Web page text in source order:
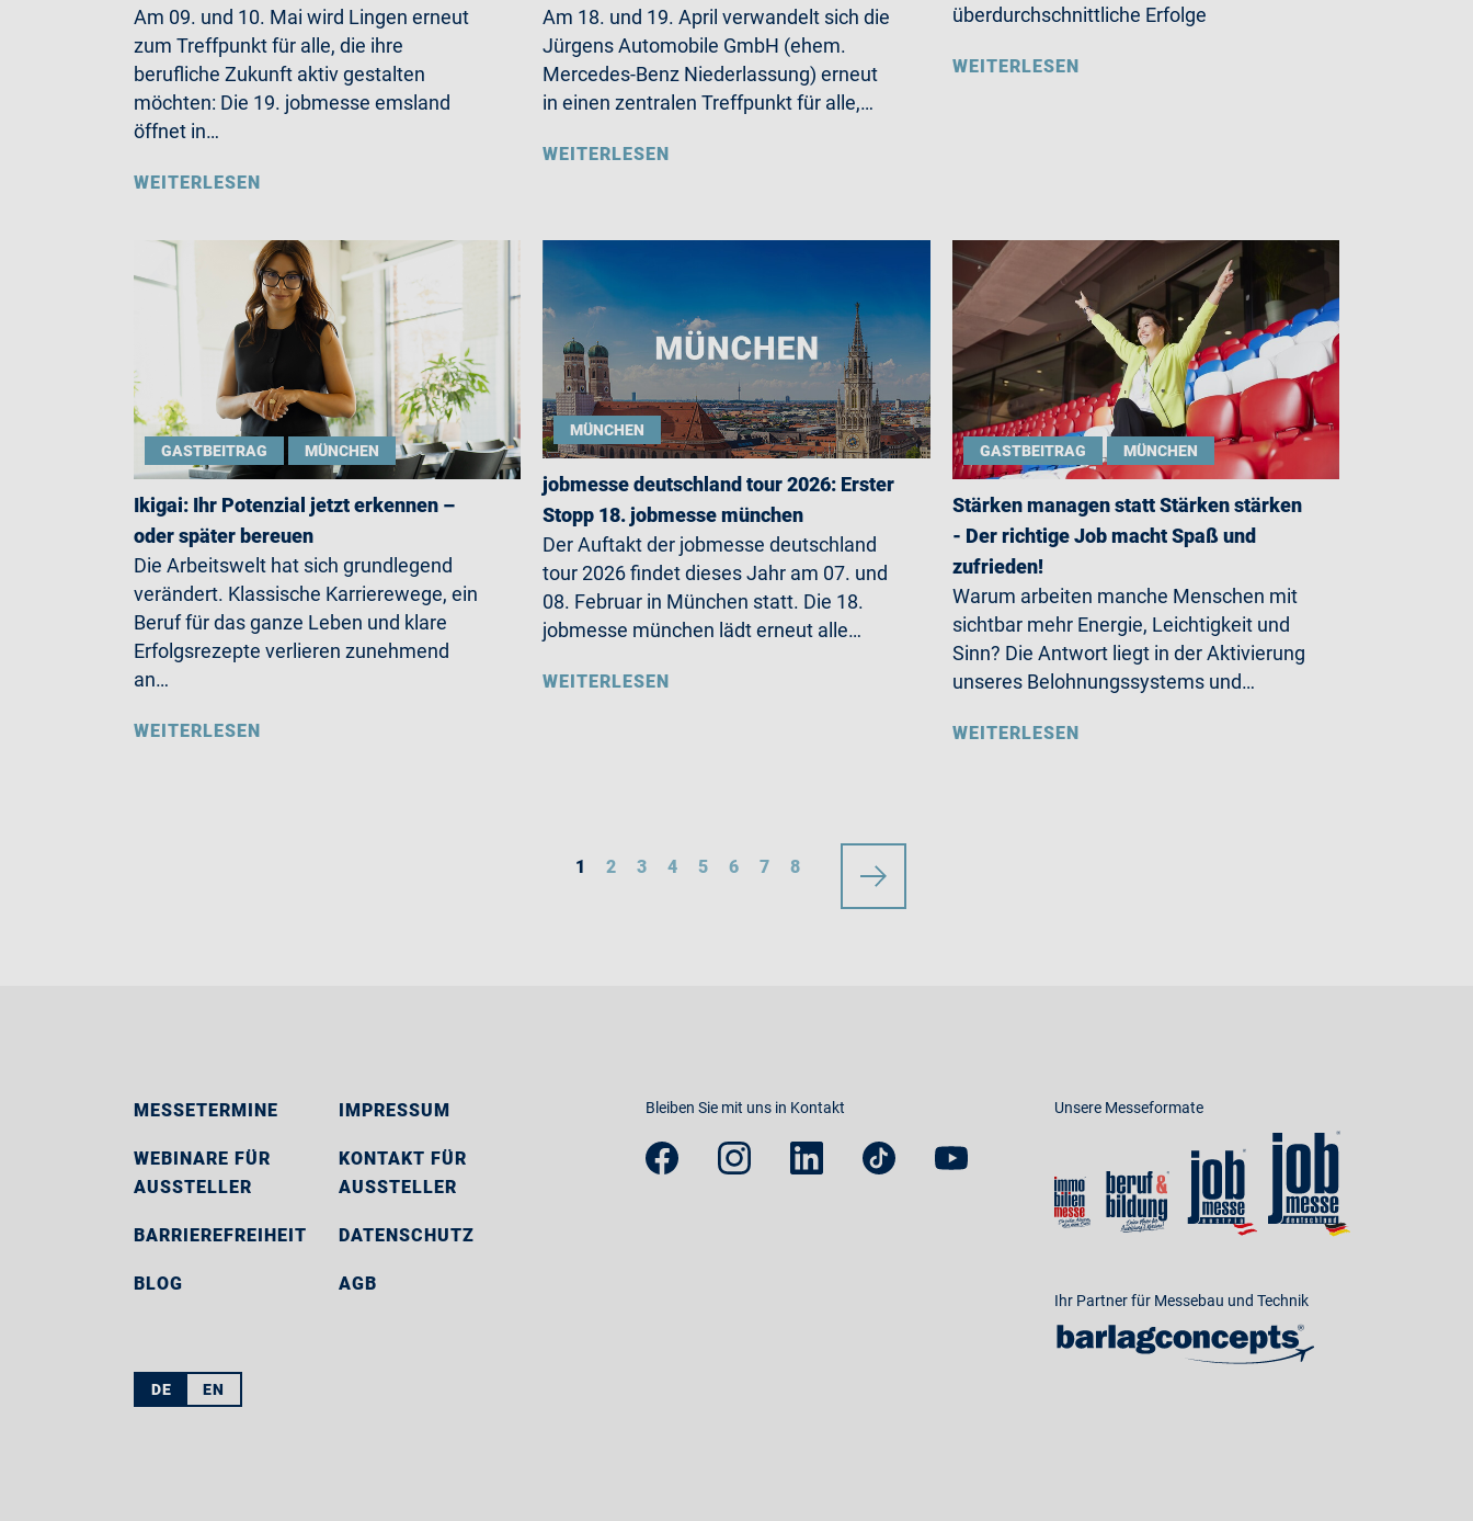
Am 09. und 10. Mai wird Lingen erneut
zum Treffpunkt für alle, die ihre
berufliche Zukunft aktiv gestalten
möchten: Die 19. jobmesse emsland
öffnet in…
WEITERLESEN
Am 18. und 19. April verwandelt sich die
Jürgens Automobile GmbH (ehem.
Mercedes-Benz Niederlassung) erneut
in einen zentralen Treffpunkt für alle,…
WEITERLESEN
überdurchschnittliche Erfolge
WEITERLESEN
GASTBEITRAG MÜNCHEN
Ikigai: Ihr Potenzial jetzt erkennen –
oder später bereuen
Die Arbeitswelt hat sich grundlegend
verändert. Klassische Karrierewege, ein
Beruf für das ganze Leben und klare
Erfolgsrezepte verlieren zunehmend
an…
WEITERLESEN
MÜNCHEN
jobmesse deutschland tour 2026: Erster
Stopp 18. jobmesse münchen
Der Auftakt der jobmesse deutschland
tour 2026 findet dieses Jahr am 07. und
08. Februar in München statt. Die 18.
jobmesse münchen lädt erneut alle…
WEITERLESEN
GASTBEITRAG MÜNCHEN
Stärken managen statt Stärken stärken
- Der richtige Job macht Spaß und
zufrieden!
Warum arbeiten manche Menschen mit
sichtbar mehr Energie, Leichtigkeit und
Sinn? Die Antwort liegt in der Aktivierung
unseres Belohnungssystems und…
WEITERLESEN
1 2 3 4 5 6 7 8
MESSETERMINE
WEBINARE FÜR
AUSSTELLER
BARRIEREFREIHEIT
BLOG
IMPRESSUM
KONTAKT FÜR
AUSSTELLER
DATENSCHUTZ
AGB
Bleiben Sie mit uns in Kontakt Unsere Messeformate
Ihr Partner für Messebau und Technik
DE EN